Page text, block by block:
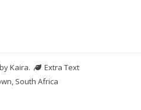
Kaira.
Extra Text
South Africa